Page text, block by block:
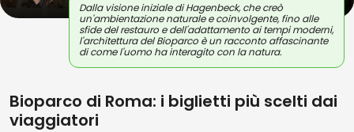
Dalla visione iniziale di Hagenbeck, che creò
un'ambientazione naturale e coinvolgente, fino alle
sfide del restauro e dell'adattamento ai tempi moderni,
l'architettura del Bioparco è un racconto affascinante
di come l'uomo ha interagito con la natura.
Bioparco di Roma: i biglietti più scelti dai
viaggiatori